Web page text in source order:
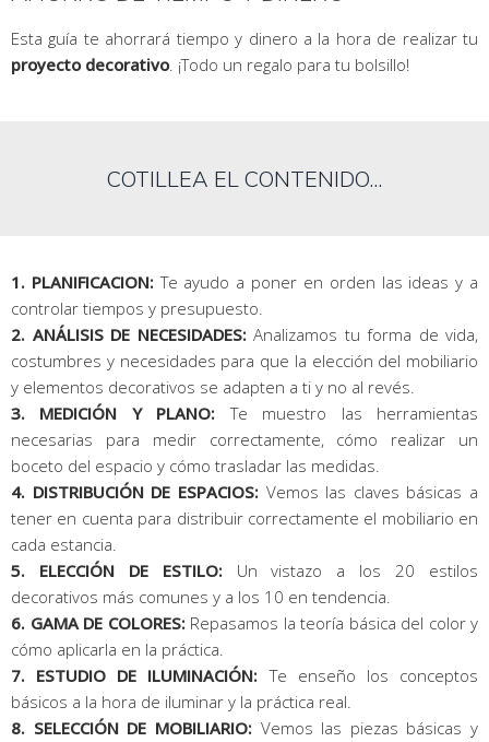
Esta guía te ahorrará tiempo y dinero a la hora de realizar tu
proyecto decorativo. ¡Todo un regalo para tu bolsillo!
COTILLEA EL CONTENIDO...
1. PLANIFICACION: Te ayudo a poner en orden las ideas y a
controlar tiempos y presupuesto.
2. ANÁLISIS DE NECESIDADES: Analizamos tu forma de vida,
costumbres y necesidades para que la elección del mobiliario
y elementos decorativos se adapten a ti y no al revés.
3. MEDICIÓN Y PLANO: Te muestro las herramientas
necesarias para medir correctamente, cómo realizar un
boceto del espacio y cómo trasladar las medidas.
4. DISTRIBUCIÓN DE ESPACIOS: Vemos las claves básicas a
tener en cuenta para distribuir correctamente el mobiliario en
cada estancia.
5. ELECCIÓN DE ESTILO: Un vistazo a los 20 estilos
decorativos más comunes y a los 10 en tendencia.
6. GAMA DE COLORES: Repasamos la teoría básica del color y
cómo aplicarla en la práctica.
7. ESTUDIO DE ILUMINACIÓN: Te enseño los conceptos
básicos a la hora de iluminar y la práctica real.
8. SELECCIÓN DE MOBILIARIO: Vemos las piezas básicas y